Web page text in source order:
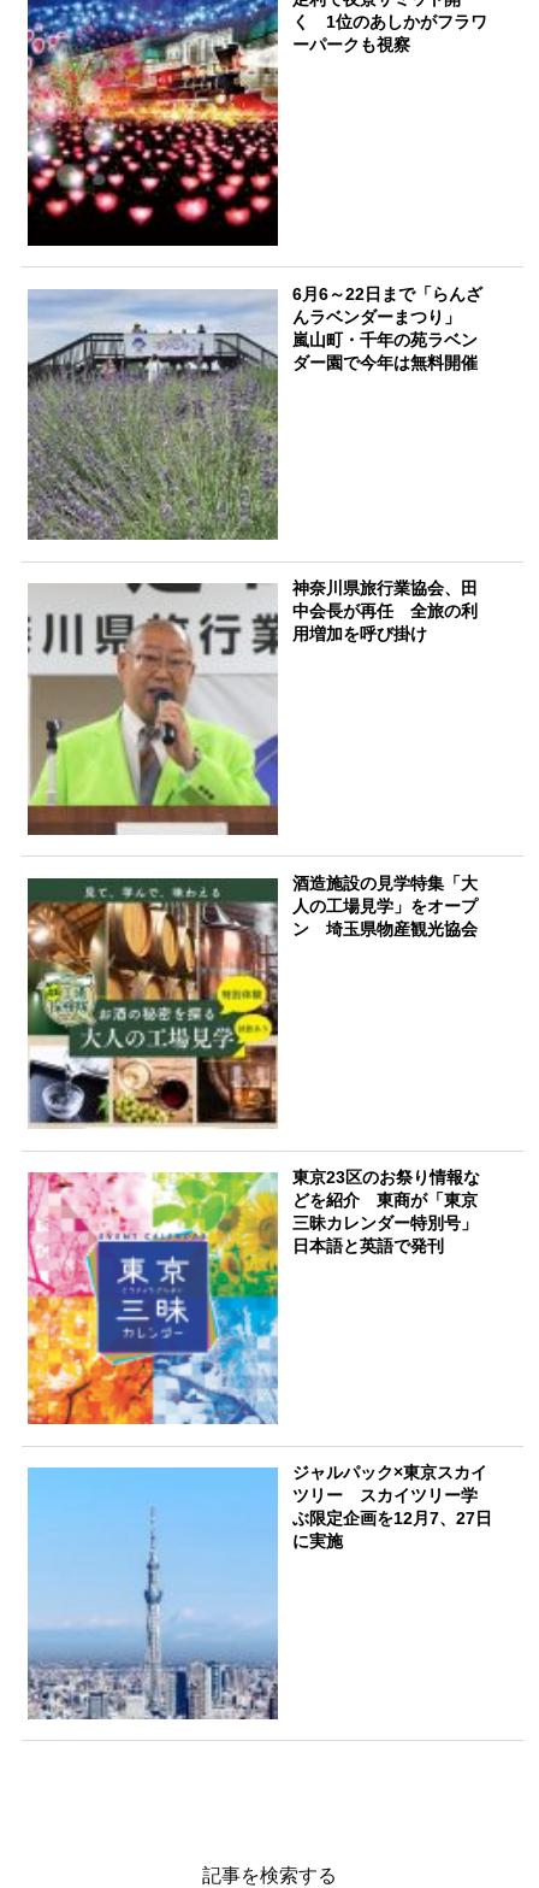
く 1位のあしかがフラワ
ーパークも視察
6月6～22日まで「らんざ
んラベンダーまつり」
嵐山町・千年の苑ラベン
ダー園で今年は無料開催
神奈川県旅行業協会、田
中会長が再任 全旅の利
用増加を呼び掛け
酒造施設の見学特集「大
人の工場見学」をオープ
ン 埼玉県物産観光協会
東京23区のお祭り情報な
どを紹介 東商が「東京
三昧カレンダー特別号」
日本語と英語で発刊
ジャルパック×東京スカイ
ツリー スカイツリー学
ぶ限定企画を12月7、27日
に実施
記事を検索する